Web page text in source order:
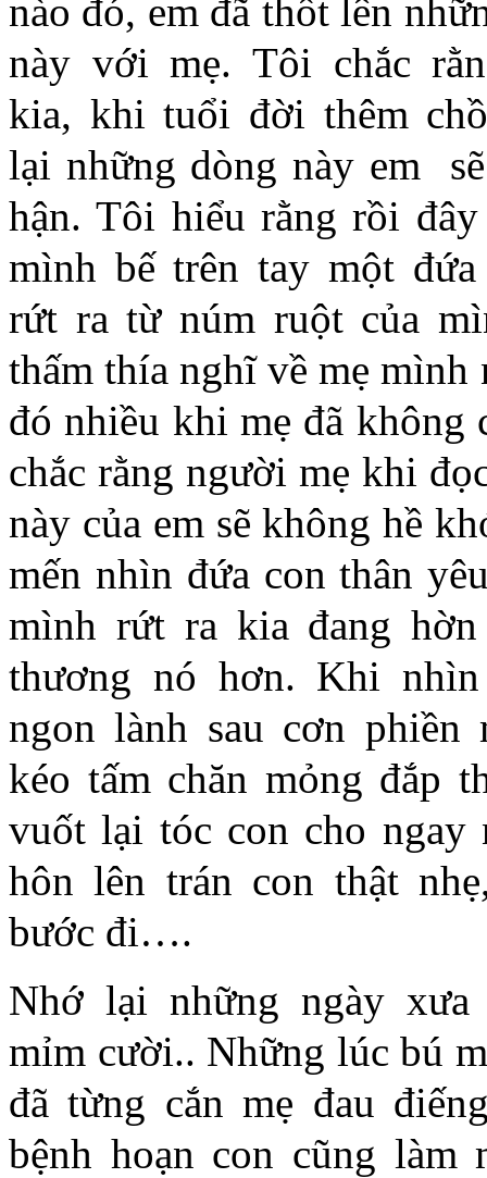
nào đó, em đã thốt lên
này với mẹ. Tôi chắc
kia, khi tuổi đời thêm
lại những dòng này em
hận. Tôi hiểu rằng rồi
mình bế trên tay một
rứt ra từ núm ruột của
thấm thía nghĩ về mẹ mình
đó nhiều khi mẹ đã
chắc rằng người mẹ khi
này của em sẽ không hề
mến nhìn đứa con thân
mình rứt ra kia đang
thương nó hơn. Khi
ngon lành sau cơn phiền
kéo tấm chăn mỏng đắp
vuốt lại tóc con cho ngay
hôn lên trán con thật
bước đi….
Nhớ lại những ngày
mỉm cười.. Những lúc bú
đã từng cắn mẹ đau
bệnh hoạn con cũng làm